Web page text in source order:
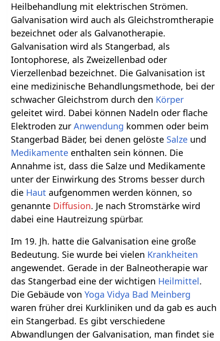
Heilbehandlung mit elektrischen Strömen.
Galvanisation wird auch als Gleichstromtherapie
bezeichnet oder als Galvanotherapie.
Galvanisation wird als Stangerbad, als
Iontophorese, als Zweizellenbad oder
Vierzellenbad bezeichnet. Die Galvanisation ist
eine medizinische Behandlungsmethode, bei der
schwacher Gleichstrom durch den Körper
geleitet wird. Dabei können Nadeln oder flache
Elektroden zurAnwendung kommen oder beim
Stangerbad Bäder, bei denen gelöste Salze und
Medikamente enthalten sein können. Die
Annahme ist, dass die Salze und Medikamente
unter der Einwirkung des Stroms besser durch
die Haut aufgenommen werden können, so
genannte Diffusion. Je nach Stromstärke wird
dabei eine Hautreizung spürbar.
Im 19. Jh. hatte die Galvanisation eine große
Bedeutung. Sie wurde bei vielen Krankheiten
angewendet. Gerade in der Balneotherapie war
das Stangerbad eine der wichtigen Heilmittel.
Die Gebäude vonYoga Vidya Bad Meinberg
waren früher drei Kurkliniken und da gab es auch
ein Stangerbad. Es gibt verschiedene
Abwandlungen der Galvanisation, man findet sie